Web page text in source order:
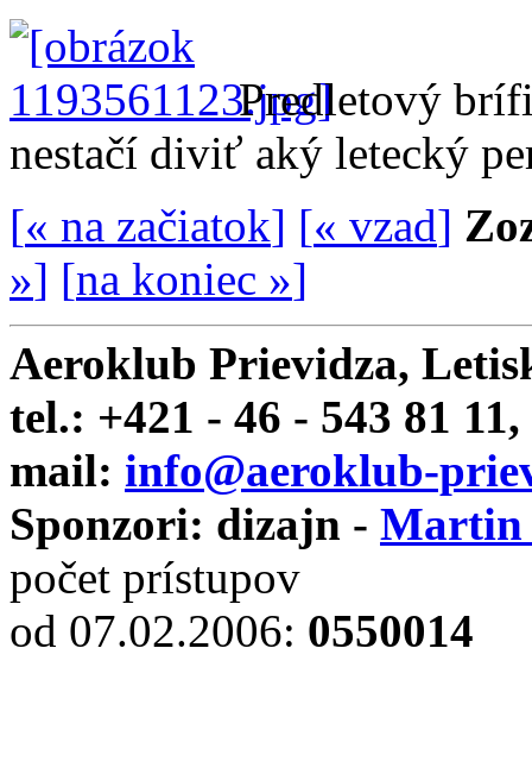
Predletový
nestačí diviť aký letecký
[« na začiatok] [« vzad]
»] [na koniec »]
Aeroklub Prievidza,
tel.: +421 - 46 - 543 81
mail: info@aeroklub-
Sponzori: dizajn -
počet prístupov
od 07.02.2006: 0550014